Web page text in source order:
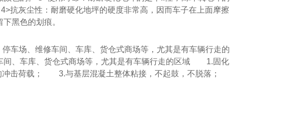
抗灰尘性：耐磨硬化地坪的硬度非常高，因而车子在上面摩擦
黑色的划痕。
车场、维修车间、车库、货仓式商场等，尤其是有车辆行走的
间、车库、货仓式商场等，尤其是有车辆行走的区域 1.固化
冲击荷载； 3.与基层混凝土整体粘接，不起鼓，不脱落；